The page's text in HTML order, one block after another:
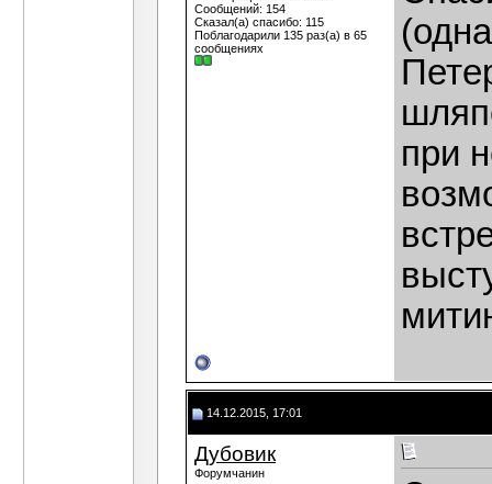
Сообщений: 154
Сказал(а) спасибо: 115
Поблагодарили 135 раз(а) в 65
сообщениях
при
14.12.2015, 17:01
Дубовик
Форумчанин